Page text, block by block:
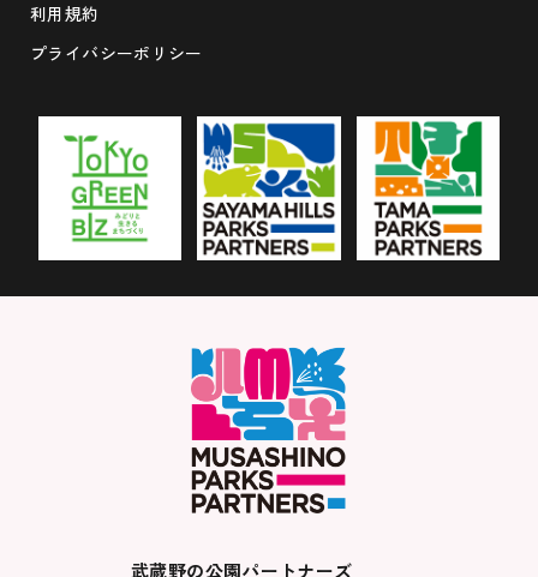
利用規約
プライバシーポリシー
武蔵野の公園パートナーズ